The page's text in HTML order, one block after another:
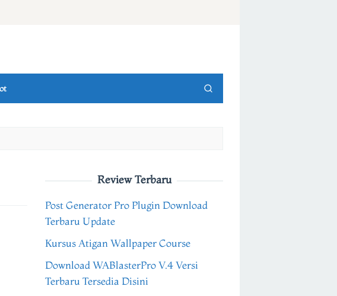
Review Terbaru
Post Generator Pro Plugin Download
Terbaru Update
Kursus Atigan Wallpaper Course
Download WABlasterPro V.4 Versi
Terbaru Tersedia Disini